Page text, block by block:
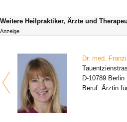
Weitere Heilpraktiker, Ärzte und
Anzeige
Dr. med.
D-10789 Berlin
Beruf: Ärztin